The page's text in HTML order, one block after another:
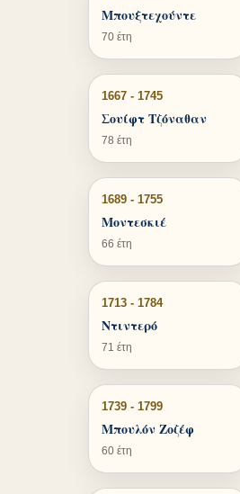
Μπουξτεχούντε
70 έτη
1667 - 1745
Σουίφτ Τζόναθαν
78 έτη
1689 - 1755
Μοντεσκιέ
66 έτη
1713 - 1784
Ντιντερό
71 έτη
1739 - 1799
Μπουλόν Ζοζέφ
60 έτη